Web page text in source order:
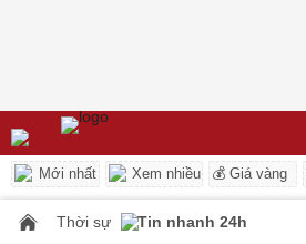
Mới nhất Xem nhiều 💰 Giá vàng
Thời sự Tin nhanh 24h